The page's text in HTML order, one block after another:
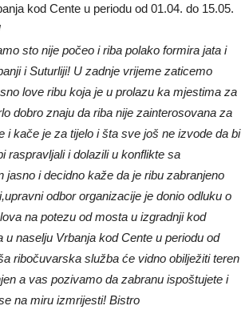
kod Cente u periodu od 01.04. do 15.05.
sto nije počeo i riba polako formira jata i
i Suturliji! U zadnje vrijeme zaticemo
love ribu koja je u prolazu ka mjestima za
dobro znaju da riba nije zainterosovana za
i kače je za tijelo i šta sve još ne izvode da bi
raspravljali i dolazili u konflikte sa
jasno i decidno kaže da je ribu zabranjeno
odbor organizacije je donio odluku o
na potezu od mosta u izgradnji kod
u naselju Vrbanja kod Cente u periodu od
ribočuvarska služba će vidno obilježiti teren
a vas pozivamo da zabranu ispoštujete i
na miru izmrijesti! Bistro